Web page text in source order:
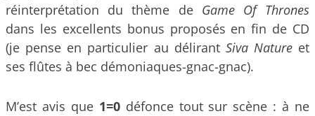
réinterprétation du thème de Game Of Thrones
dans les excellents bonus proposés en fin de CD
(je pense en particulier au délirant Siva Natureet
ses flûtes à bec démoniaques-gnac-gnac).
M’est avis que 1=0défonce tout sur scène : à ne